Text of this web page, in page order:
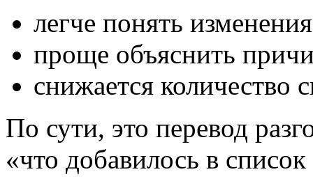
легче понять изменения
проще объяснить
снижается количество
По сути, это перевод
«что добавилось в